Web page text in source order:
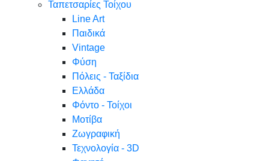
Ταπετσαρίες Τοίχου
Line Art
Παιδικά
Vintage
Φύση
Πόλεις - Ταξίδια
Ελλάδα
Φόντο - Τοίχοι
Μοτίβα
Ζωγραφική
Τεχνολογία - 3D